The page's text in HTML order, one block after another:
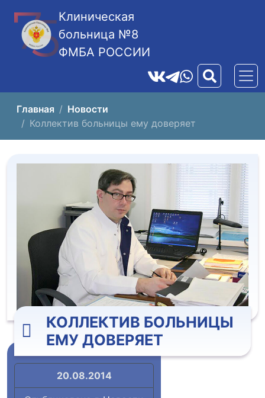
Клиническая
больница №8
ФМБА РОССИИ
Главная
Новости
Коллектив больницы ему доверяет
КОЛЛЕКТИВ БОЛЬНИЦЫ
ЕМУ ДОВЕРЯЕТ
20.08.2014